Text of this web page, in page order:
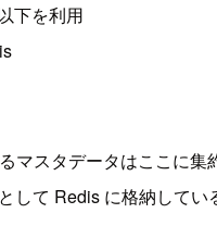
下を利用
マスタデータはここに集
して Redis に格納してい